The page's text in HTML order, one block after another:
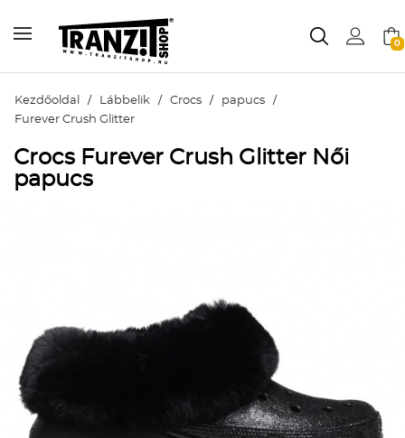
0
Kezdőoldal / Lábbelik / Crocs / papucs /
Furever Crush Glitter
Crocs Furever Crush Glitter Női
papucs